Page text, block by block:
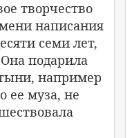
творчество
написания
семи лет,
подарила
например
ее муза, не